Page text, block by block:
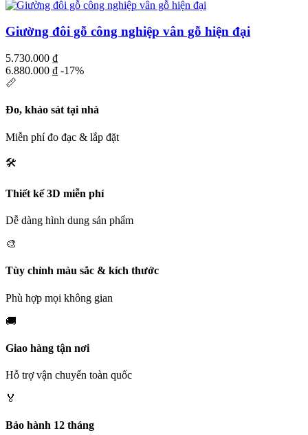
Giường đôi gỗ công nghiệp vân gỗ hiện đại
5.730.000 ₫
6.880.000 ₫ -17%
📏
Đo, khảo sát tại nhà
Miễn phí đo đạc & lắp đặt
🛠️
Thiết kế 3D miễn phí
Dễ dàng hình dung sản phẩm
🎨
Tùy chỉnh màu sắc & kích thước
Phù hợp mọi không gian
🚚
Giao hàng tận nơi
Hỗ trợ vận chuyển toàn quốc
🏅
Bảo hành 12 tháng